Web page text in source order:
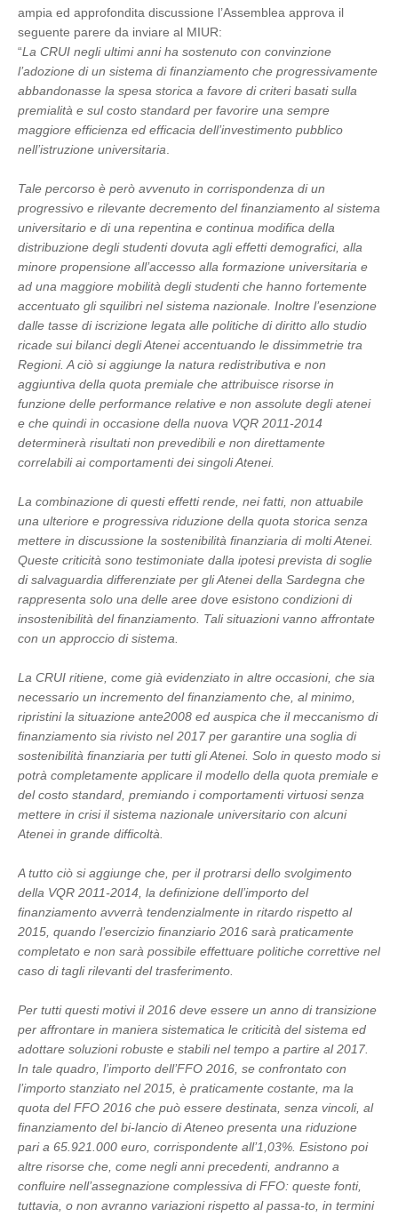
ampia ed approfondita discussione l’Assemblea approva il
seguente parere da inviare al MIUR:
“La CRUI negli ultimi anni ha sostenuto con convinzione
l’adozione di un sistema di finanziamento che progressivamente
abbandonasse la spesa storica a favore di criteri basati sulla
premialità e sul costo standard per favorire una sempre
maggiore efficienza ed efficacia dell’investimento pubblico
nell’istruzione universitaria
Tale percorso è però avvenuto in corrispondenza di un
progressivo e rilevante decremento del finanziamento al sistema
universitario e di una repentina e continua modifica della
distribuzione degli studenti dovuta agli effetti demografici, alla
minore propensione all’accesso alla formazione universitaria e
ad una maggiore mobilità degli studenti che hanno fortemente
accentuato gli squilibri nel sistema nazionale. Inoltre l’esenzione
dalle tasse di iscrizione legata alle politiche di diritto allo studio
ricade sui bilanci degli Atenei accentuando le dissimmetrie tra
Regioni. A ciò si aggiunge la natura redistributiva e non
aggiuntiva della quota premiale che attribuisce risorse in
funzione delle performance relative e non assolute degli atenei
e che quindi in occasione della nuova VQR 2011-2014
determinerà risultati non prevedibili e non direttamente
correlabili ai comportamenti dei singoli Atenei.
La combinazione di questi effetti rende, nei fatti, non attuabile
una ulteriore e progressiva riduzione della quota storica senza
mettere in discussione la sostenibilità finanziaria di molti Atenei.
Queste criticità sono testimoniate dalla ipotesi prevista di soglie
di salvaguardia differenziate per gli Atenei della Sardegna che
rappresenta solo una delle aree dove esistono condizioni di
insostenibilità del finanziamento. Tali situazioni vanno affrontate
con un approccio di sistema.
La CRUI ritiene, come già evidenziato in altre occasioni, che sia
necessario un incremento del finanziamento che, al minimo,
ripristini la situazione ante2008 ed auspica che il meccanismo di
finanziamento sia rivisto nel 2017 per garantire una soglia di
sostenibilità finanziaria per tutti gli Atenei. Solo in questo modo si
potrà completamente applicare il modello della quota premiale e
del costo standard, premiando i comportamenti virtuosi senza
mettere in crisi il sistema nazionale universitario con alcuni
Atenei in grande difficoltà.
A tutto ciò si aggiunge che, per il protrarsi dello svolgimento
della VQR 2011-2014, la definizione dell’importo del
finanziamento avverrà tendenzialmente in ritardo rispetto al
2015, quando l’esercizio finanziario 2016 sarà praticamente
completato e non sarà possibile effettuare politiche correttive nel
caso di tagli rilevanti del trasferimento.
Per tutti questi motivi il 2016 deve essere un anno di transizione
per affrontare in maniera sistematica le criticità del sistema ed
adottare soluzioni robuste e stabili nel tempo a partire al 2017.
In tale quadro, l’importo dell’FFO 2016, se confrontato con
l’importo stanziato nel 2015, è praticamente costante, ma la
quota del FFO 2016 che può essere destinata, senza vincoli, al
finanziamento del bi-lancio di Ateneo presenta una riduzione
pari a 65.921.000 euro, corrispondente all’1,03%. Esistono poi
altre risorse che, come negli anni precedenti, andranno a
confluire nell’assegnazione complessiva di FFO: queste fonti,
tuttavia, o non avranno variazioni rispetto al passa-to, in termini